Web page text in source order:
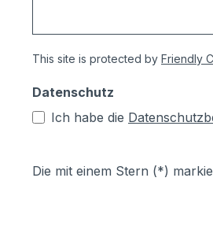
This site is protected by Friendly
Datenschutz
Ich habe die
Die mit einem Stern (*)